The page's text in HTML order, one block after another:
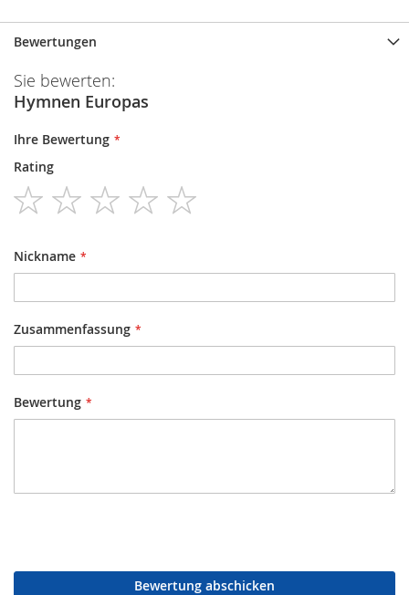
Bewertungen
Sie bewerten:
Hymnen Europas
Ihre Bewertung
Rating
1
star
2
stars
3
stars
4
stars
Nickname
Zusammenfassung
Bewertung
Bewertung abschicken